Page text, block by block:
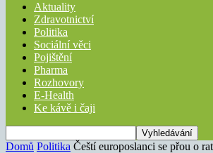
Aktuality
Zdravotnictví
Politika
Sociální věci
Pojištění
Pharma
Rozhovory
E-Health
Ke kávě i čaji
Domů Politika Čeští europoslanci se přou o